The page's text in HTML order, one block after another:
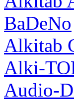
BaDeNo
Alkitab
Alki-
Audio-